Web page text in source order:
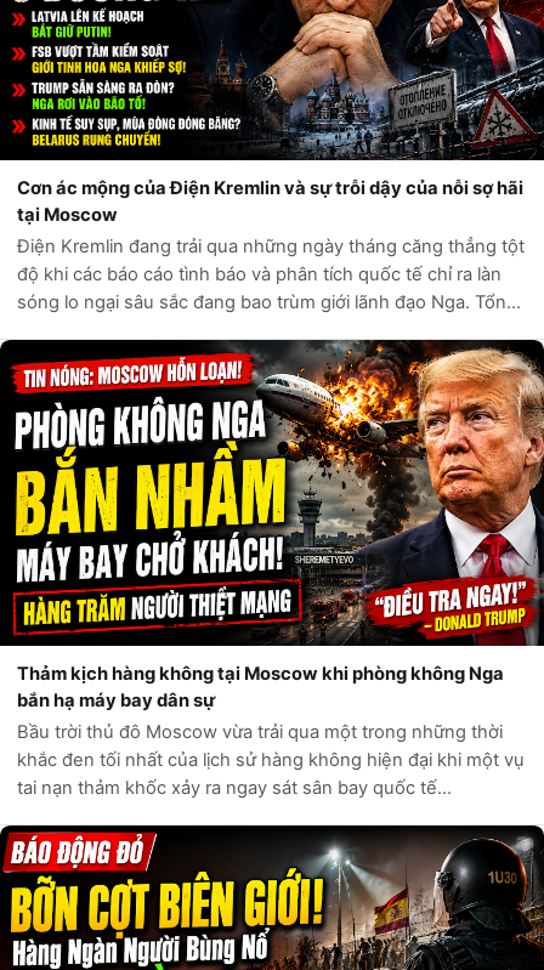
Cơn ác mộng của Điện Kremlin và sự trỗi dậy của nỗi sợ hãi
tại Moscow
Điện Kremlin đang trải qua những ngày tháng căng thẳng tột
độ khi các báo cáo tình báo và phân tích quốc tế chỉ ra làn
sóng lo ngại sâu sắc đang bao trùm giới lãnh đạo Nga. Tổng
lập hoàn toà...
Thảm kịch hàng không tại Moscow khi phòng không Nga
bắn hạ máy bay dân sự
Bầu trời thủ đô Moscow vừa trải qua một trong những thời
khắc đen tối nhất của lịch sử hàng không hiện đại khi một vụ
tai nạn thảm khốc xảy ra ngay sát sân bay quốc tế
hệ thống phòng không của N...